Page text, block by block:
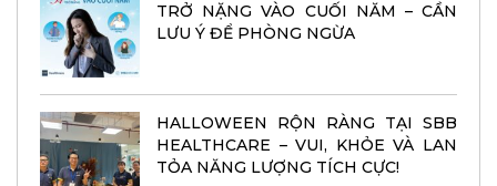
TRỞ NẶNG VÀO CUỐI NĂM – CẦN
LƯU Ý ĐỂ PHÒNG NGỪA
HALLOWEEN RỘN RÀNG TẠI SBB
HEALTHCARE – VUI, KHỎE VÀ LAN
TỎA NĂNG LƯỢNG TÍCH CỰC!